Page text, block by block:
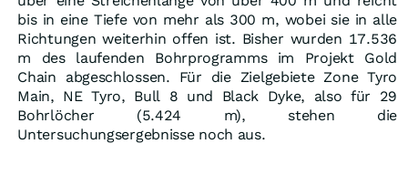
bis in eine Tiefe von mehr als 300 m, wobei sie in alle
Richtungen weiterhin offen ist. Bisher wurden 17.536
m des laufenden Bohrprogramms im Projekt Gold
Chain abgeschlossen. Für die Zielgebiete Zone Tyro
Main, NE Tyro, Bull 8 und Black Dyke, also für 29
Bohrlöcher (5.424 m), stehen die
Untersuchungsergebnisse noch aus.